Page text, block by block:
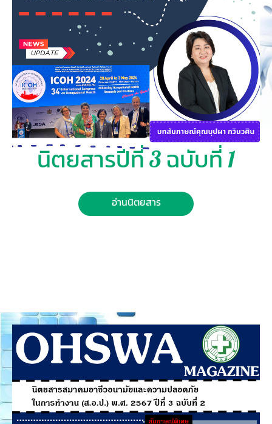
นิตยสารปีที่ 3 ฉบับที่ 1
อ่านนิตยสาร